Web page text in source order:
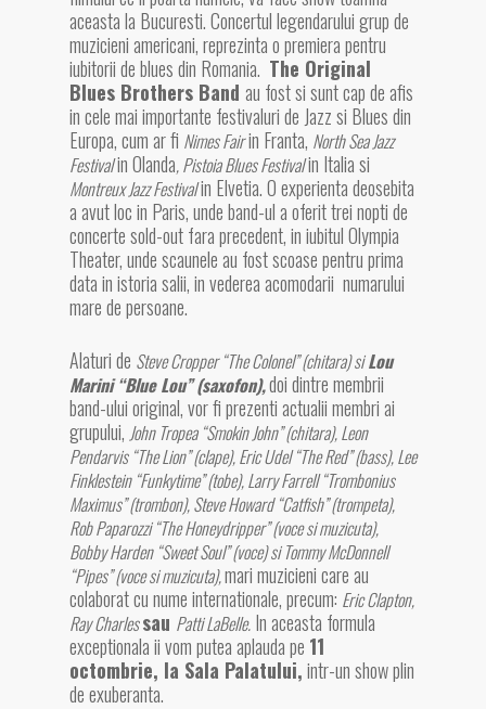
aceasta la Bucuresti. Concertul legendarului grup de
muzicieni americani, reprezinta o premiera pentru
iubitorii de blues din Romania. The Original
Blues Brothers Band au fost si sunt cap de afis
in cele mai importante festivaluri de Jazz si Blues din
Europa, cum ar fi Nimes Fairin Franta, North Sea Jazz
Festivalin Olanda, Pistoia Blues Festivalin Italia si
Montreux Jazz Festivalin Elvetia. O experienta deosebita
a avut loc in Paris, unde band-ul a oferit trei nopti de
concerte sold-out fara precedent, in iubitul Olympia
Theater, unde scaunele au fost scoase pentru prima
data in istoria salii, in vederea acomodarii numarului
mare de persoane.
Alaturi de Steve Cropper “The Colonel” (chitara)siLou
Marini “Blue Lou” (saxofon),doi dintre membrii
band-ului original, vor fi prezenti actualii membri ai
grupului, John Tropea “Smokin John” (chitara), Leon
Pendarvis “The Lion” (clape), Eric Udel “The Red” (bass), Lee
Finklestein “Funkytime” (tobe), Larry Farrell “Trombonius
Maximus” (trombon), Steve Howard “Catfish” (trompeta),
Rob Paparozzi “The Honeydripper” (voce si muzicuta),
Bobby Harden “Sweet Soul” (voce) si Tommy McDonnell
“Pipes” (voce si muzicuta),mari muzicieni care au
colaborat cu nume internationale, precum: Eric Clapton,
Ray Charlessau Patti LaBelle. In aceasta formula
exceptionala ii vom putea aplauda pe 11
octombrie, la Sala Palatului,intr-un show plin
de exuberanta.